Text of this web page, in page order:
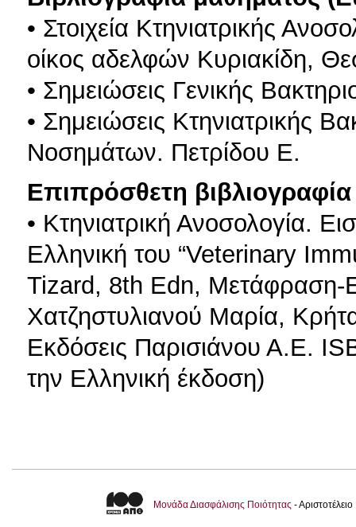
• Στοιχεία Κτηνιατρικής
οίκος αδελφών Κυριακίδη,
• Σημειώσεις Γενικής
• Σημειώσεις Κτηνιατρικής
Νοσημάτων. Πετρίδου Ε.
Επιπρόσθετη βιβλιογραφία
• Κτηνιατρική Ανοσολογία.
Ελληνική του “Veterinary
Tizard, 8th Edn, Μετάφραση-
Χατζηστυλιανού Μαρία,
Εκδόσεις Παρισιάνου Α.Ε.
την Ελληνική έκδοση)
Μονάδα Διασφάλισης Ποιότητας -